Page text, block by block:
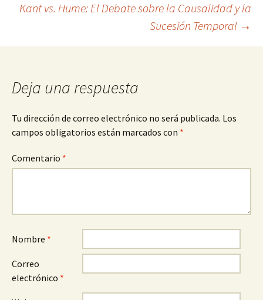
de
entradas
Kant vs. Hume: El Debate sobre la Causalidad y la
Sucesión Temporal →
Deja una respuesta
Tu dirección de correo electrónico no será publicada. Los
campos obligatorios están marcados con *
Comentario *
Nombre *
Correo
electrónico *